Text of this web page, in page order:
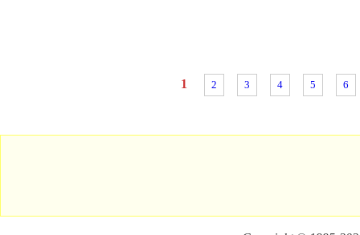
1 2 3 4 5 6